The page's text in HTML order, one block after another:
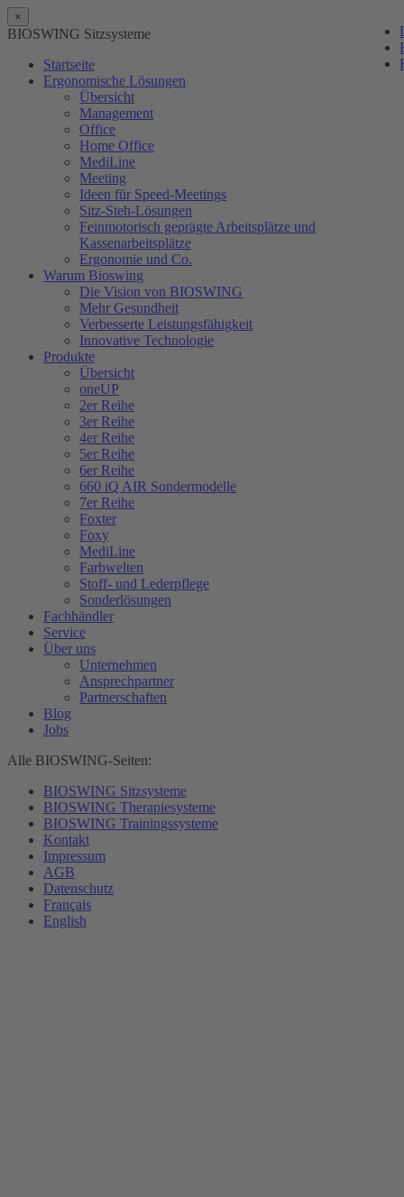
×
BIOSWING Sitzsysteme
Startseite
Ergonomische Lösungen
Übersicht
Management
Office
Home Office
MediLine
Meeting
Ideen für Speed-Meetings
Sitz-Steh-Lösungen
Feinmotorisch geprägte Arbeitsplätze und
Kassenarbeitsplätze
Ergonomie und Co.
Warum Bioswing
Die Vision von BIOSWING
Mehr Gesundheit
Verbesserte Leistungsfähigkeit
Innovative Technologie
Produkte
Übersicht
oneUP
2er Reihe
3er Reihe
4er Reihe
5er Reihe
6er Reihe
660 iQ AIR Sondermodelle
7er Reihe
Foxter
Foxy
MediLine
Farbwelten
Stoff- und Lederpflege
Sonderlösungen
Fachhändler
Service
Über uns
Unternehmen
Ansprechpartner
Partnerschaften
Blog
Jobs
Alle BIOSWING-Seiten:
BIOSWING Sitzsysteme
BIOSWING Therapiesysteme
BIOSWING Trainingssysteme
Kontakt
Impressum
AGB
Datenschutz
Français
English